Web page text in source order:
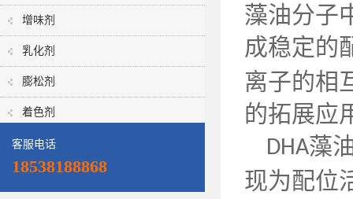
增味剂
乳化剂
膨松剂
着色剂
客服电话
18538188868
藻油分子
成稳定的
离子的相
的拓展应
DHA藻
现为配位